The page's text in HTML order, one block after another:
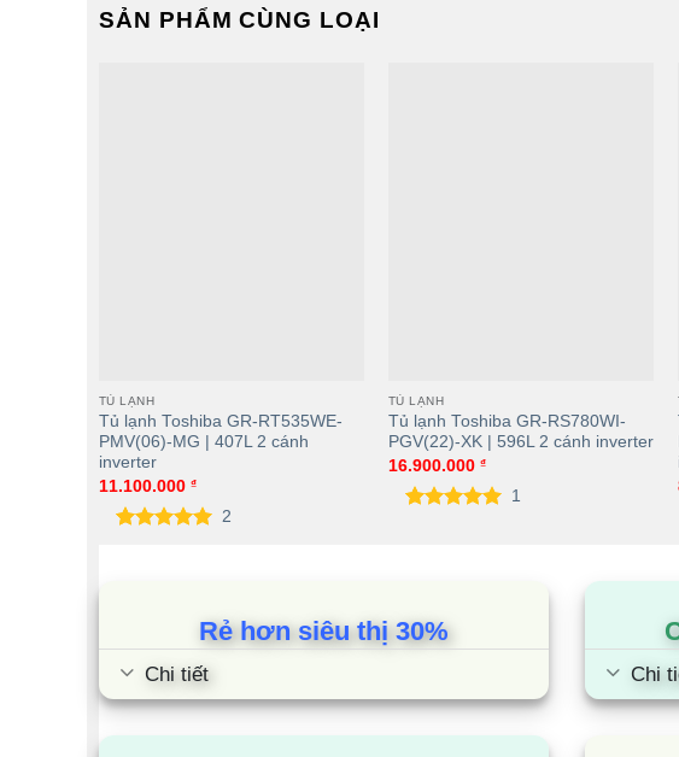
SẢN PHẨM CÙNG LOẠI
TỦ LẠNH
Tủ lạnh Toshiba GR-RT535WE-
PMV(06)-MG | 407L 2 cánh
inverter
11.100.000 ₫
2
TỦ LẠNH
Tủ lạnh Toshiba GR-RS780WI-
PGV(22)-XK | 596L 2 cánh inverter
16.900.000 ₫
1
Rẻ hơn siêu thị 30%
Chi tiết Chi